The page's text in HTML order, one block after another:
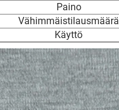
Paino
Vähimmäistilausmäärä
Käyttö